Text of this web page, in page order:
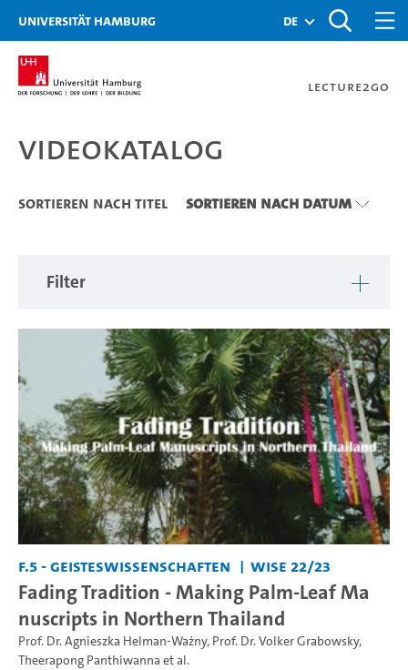
Zu den Filtern
Zur Metanavigation
Zur Hauptnavigation
Zur Suche
Zum Inhalt
Zum Seitenfuss
Universität Hamburg de
Lecture2Go
Videokatalog
Videokatalog
Sortieren nach Titel Sortieren nach Datum
Filter
F.5 - Geisteswissenschaften WiSe 22/23
Fading Tradition - Making Palm-Leaf Ma
nuscripts in Northern Thailand
Prof. Dr. Agnieszka Helman-Ważny, Prof. Dr. Volker Grabowsky,
Theerapong Panthiwanna et al.